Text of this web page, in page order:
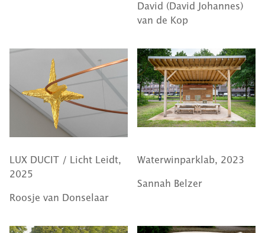
David (David Johannes)
van de Kop
LUX DUCIT / Licht Leidt,
2025
Roosje van Donselaar
Waterwinparklab, 2023
Sannah Belzer